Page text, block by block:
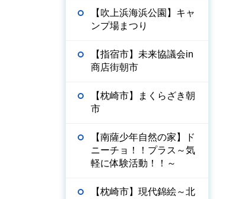
【吹上浜海浜公園】キャ
ンプ場まつり
【指宿市】未来協議会in
商店街朝市
【枕崎市】まくらざき朝
市
【南薩少年自然の家】ド
ニーチョ！！プラス～気
軽に体験活動！！～
【枕崎市】現代錦絵～北